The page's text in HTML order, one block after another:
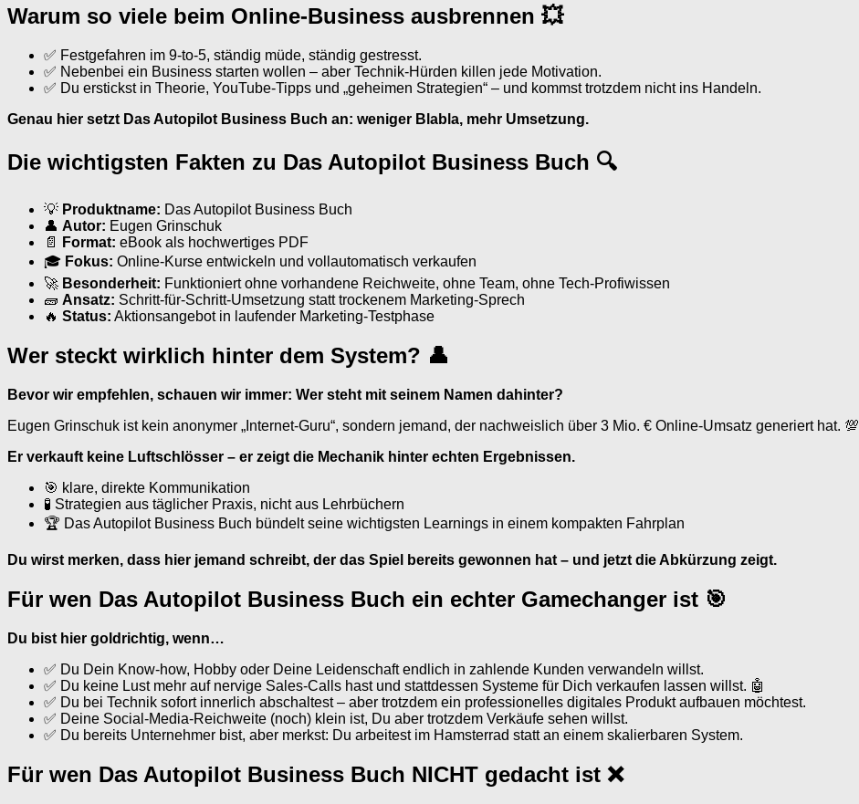
Warum so viele beim Online-Business ausbrennen 💥
✅ Festgefahren im 9-to-5, ständig müde, ständig gestresst.
✅ Nebenbei ein Business starten wollen – aber Technik-Hürden killen jede Motivation.
✅ Du erstickst in Theorie, YouTube-Tipps und „geheimen Strategien“ – und kommst trotzdem nicht ins Handeln.
Genau hier setzt Das Autopilot Business Buch an: weniger Blabla, mehr Umsetzung.
Die wichtigsten Fakten zu Das Autopilot Business Buch 🔍
💡 Produktname: Das Autopilot Business Buch
👤 Autor: Eugen Grinschuk
📄
Format: eBook als hochwertiges PDF
🎓 Fokus: Online-Kurse entwickeln und vollautomatisch verkaufen
🚀 Besonderheit: Funktioniert ohne vorhandene Reichweite, ohne Team, ohne Tech-Profiwissen
🧱 Ansatz: Schritt-für-Schritt-Umsetzung statt trockenem Marketing-Sprech
🔥 Status: Aktionsangebot in laufender Marketing-Testphase
Wer steckt wirklich hinter dem System? 👤
Bevor wir empfehlen, schauen wir immer: Wer steht mit seinem Namen dahinter?
Eugen Grinschuk ist kein anonymer „Internet-Guru“, sondern jemand, der nachweislich über 3 Mio. € Online-Umsatz generiert hat. 💯
Er verkauft keine Luftschlösser – er zeigt die Mechanik hinter echten Ergebnissen.
🎯 klare, direkte Kommunikation
🧪 Strategien aus täglicher Praxis, nicht aus Lehrbüchern
🏆 Das Autopilot Business Buch bündelt seine wichtigsten Learnings in einem kompakten Fahrplan
Du wirst merken, dass hier jemand schreibt, der das Spiel bereits gewonnen hat – und jetzt die Abkürzung zeigt.
Für wen Das Autopilot Business Buch ein echter Gamechanger ist 🎯
Du bist hier goldrichtig, wenn…
✅ Du Dein Know-how, Hobby oder Deine Leidenschaft endlich in zahlende Kunden verwandeln willst.
✅ Du keine Lust mehr auf nervige Sales-Calls hast und stattdessen Systeme für Dich verkaufen lassen willst. 🤖
✅ Du bei Technik sofort innerlich abschaltest – aber trotzdem ein professionelles digitales Produkt aufbauen möchtest.
✅ Deine Social-Media-Reichweite (noch) klein ist, Du aber trotzdem Verkäufe sehen willst.
✅ Du bereits Unternehmer bist, aber merkst: Du arbeitest im Hamsterrad statt an einem skalierbaren System.
Für wen Das Autopilot Business Buch NICHT gedacht ist ❌